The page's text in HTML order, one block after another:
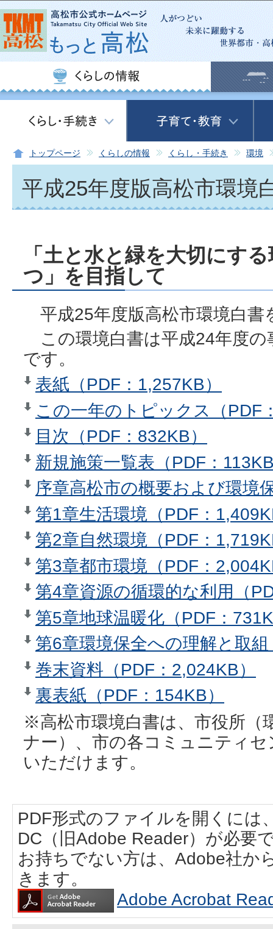
この
トップページ くらしの情報 くらし・手続き 環境
平成25年度版高松市環境
「土と水と緑を大切にす
つ」を目指して
平成25年度版高松市環境白書
この環境白書は平成24年度
です。
表紙（PDF：1,257KB）
この一年のトピックス（PDF
目次（PDF：832KB）
新規施策一覧表（PDF：
序章高松市の概要および環境
第1章生活環境（PDF：
第2章自然環境（PDF：
第3章都市環境（PDF：
第4章資源の循環的な利用（
第5章地球温暖化（PDF：
第6章環境保全への理解と取
巻末資料（PDF：2,024KB）
裏表紙（PDF：154KB）
※高松市環境白書は、市役所（
ナー）、市の各コミュニティ
いただけます。
PDF形式のファイルを開くには
DC（旧Adobe Reader）が必要
お持ちでない方は、Adobe社か
きます。
Adobe Acrobat